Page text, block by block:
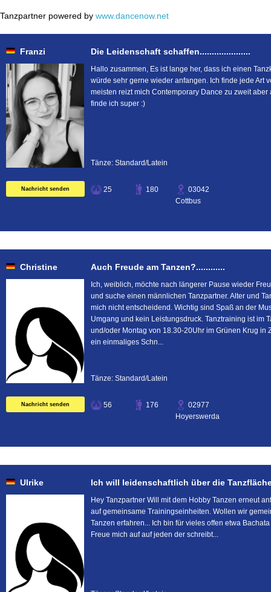
Tanzpartner powered by www.dancenow.net
Franzi Die Leidenschaft schaffen.....................
Hallo zusammen, Es ist lange her, dass ich einen
würde sehr gerne wieder anfangen. Ich finde jede Art
meisten reizt mich Contemporary Dance zu zweit aber
finde ich super :)
Tänze: Standard/Latein
Nachricht senden 25 180
03042
Cottbus
Christine Auch Freude am Tanzen?............
Ich, weiblich, möchte nach längerer Pause wieder
und suche einen männlichen Tanzpartner. Alter und
mich nicht entscheidend. Wichtig sind Spaß an der
Umgang und kein Leistungsdruck. Tanztraining ist im
und/oder Montag von 18.30-20Uhr im Grünen Krug in
ein einmaliges Schn...
Tänze: Standard/Latein
Nachricht senden 56 176
02977
Hoyerswerda
Ulrike Ich will leidenschaftlich über die
Hey Tanzpartner Will mit dem Hobby Tanzen erneut
auf gemeinsame Trainingseinheiten. Wollen wir
Tanzen erfahren... Ich bin für vieles offen etwa
Freue mich auf auf jeden der schreibt...